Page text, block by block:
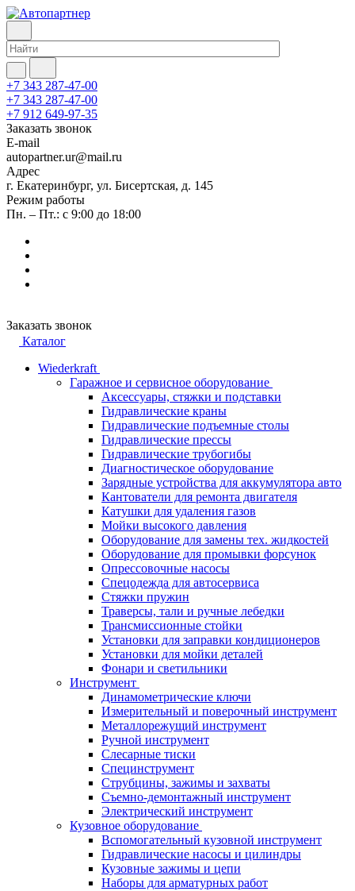
+7 343 287-47-00
+7 343 287-47-00
+7 912 649-97-35
Заказать звонок
E-mail
autopartner.ur@mail.ru
Адрес
г. Екатеринбург, ул. Бисертская, д. 145
Режим работы
Пн. – Пт.: с 9:00 до 18:00
Заказать звонок
Каталог
Wiederkraft
Гаражное и сервисное оборудование
Аксессуары, стяжки и подставки
Гидравлические краны
Гидравлические подъемные столы
Гидравлические прессы
Гидравлические трубогибы
Диагностическое оборудование
Зарядные устройства для аккумулятора авто
Кантователи для ремонта двигателя
Катушки для удаления газов
Мойки высокого давления
Оборудование для замены тех. жидкостей
Оборудование для промывки форсунок
Опрессовочные насосы
Спецодежда для автосервиса
Стяжки пружин
Траверсы, тали и ручные лебедки
Трансмиссионные стойки
Установки для заправки кондиционеров
Установки для мойки деталей
Фонари и светильники
Инструмент
Динамометрические ключи
Измерительный и поверочный инструмент
Металлорежущий инструмент
Ручной инструмент
Слесарные тиски
Специнструмент
Струбцины, зажимы и захваты
Съемно-демонтажный инструмент
Электрический инструмент
Кузовное оборудование
Вспомогательный кузовной инструмент
Гидравлические насосы и цилиндры
Кузовные зажимы и цепи
Наборы для арматурных работ